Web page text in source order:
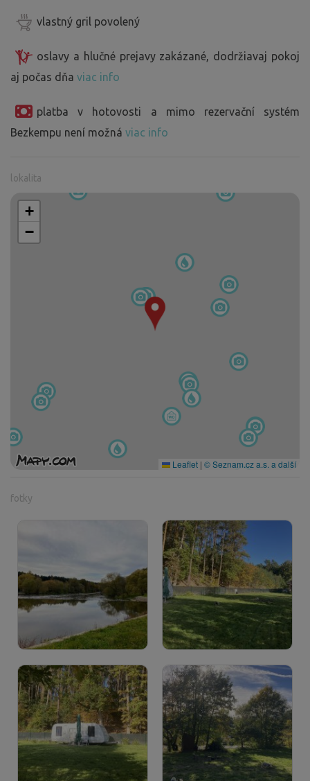
vlastný gril povolený
oslavy a hlučné prejavy zakázané, dodržiavaj pokoj
aj počas dňa viac info
platba v hotovosti a mimo rezervační systém
Bezkempu není možná viac info
lokalita
+
−
Leaflet | © Seznam.cz a.s. a další
fotky